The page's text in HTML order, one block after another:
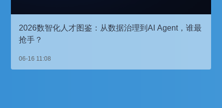
2026数智化人才图鉴：从数据治理到AI Agent，谁最
抢手？
06-16 11:08